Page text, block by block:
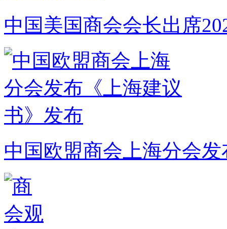
中国美国商会会长出席
中国欧盟商会上海分会